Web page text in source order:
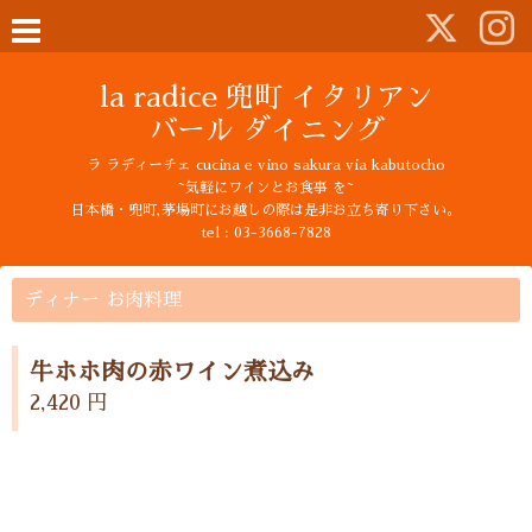
la radice 兜町 イタリアン
バール ダイニング
ラ ラディーチェ cucina e vino sakura via kabutocho
~気軽にワインとお食事 を~
日本橋・兜町,茅場町にお越しの際は是非お立ち寄り下さい。
tel : 03-3668-7828
ディナー お肉料理
牛ホホ肉の赤ワイン煮込み
2,420 円